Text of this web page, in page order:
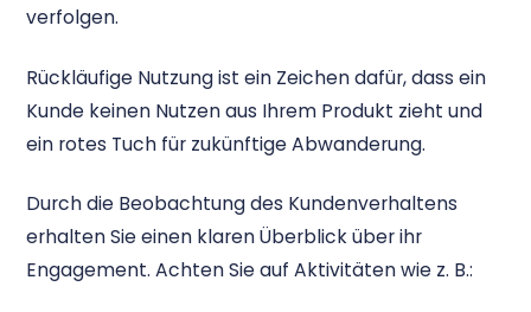
verfolgen.
Rückläufige Nutzung ist ein Zeichen dafür, dass ein
Kunde keinen Nutzen aus Ihrem Produkt zieht und
ein rotes Tuch für zukünftige Abwanderung.
Durch die Beobachtung des Kundenverhaltens
erhalten Sie einen klaren Überblick über ihr
Engagement. Achten Sie auf Aktivitäten wie z. B.: